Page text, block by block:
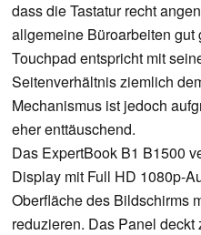
dass die Tastatur recht
allgemeine Büroarbeiten gut
Touchpad entspricht mit
Seitenverhältnis ziemlich
Mechanismus ist jedoch
eher enttäuschend.
Das ExpertBook B1 B1500
Display mit Full HD 1080p-
Oberfläche des Bildschirms
reduzieren. Das Panel